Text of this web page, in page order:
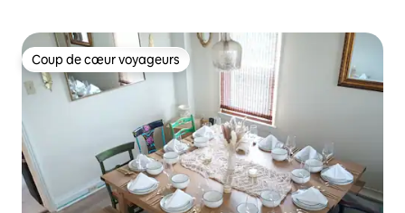
Coup de cœur voyageurs
Coup de cœur voyageurs